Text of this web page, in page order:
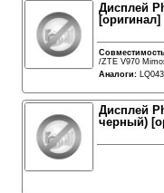
Дисплей
[оригинал]
/ZTE V970
Аналоги:
Дисплей
черный)